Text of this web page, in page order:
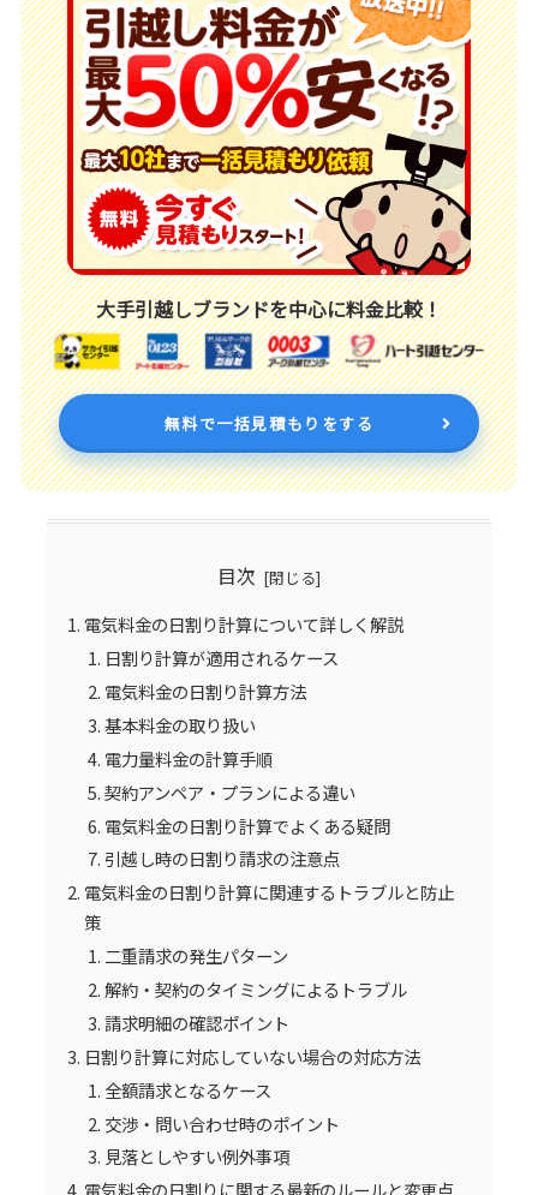
大手引越しブランドを中心に料金比較！
無料で一括見積もりをする
目次
電気料金の日割り計算について詳しく解説
日割り計算が適用されるケース
電気料金の日割り計算方法
基本料金の取り扱い
電力量料金の計算手順
契約アンペア・プランによる違い
電気料金の日割り計算でよくある疑問
引越し時の日割り請求の注意点
電気料金の日割り計算に関連するトラブルと防止
策
二重請求の発生パターン
解約・契約のタイミングによるトラブル
請求明細の確認ポイント
日割り計算に対応していない場合の対応方法
全額請求となるケース
交渉・問い合わせ時のポイント
見落としやすい例外事項